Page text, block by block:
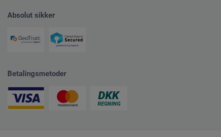
Absolut sikker
Betalingsmetoder